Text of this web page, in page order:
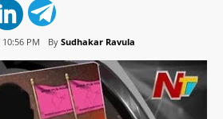
10:56 PM By Sudhakar Ravula